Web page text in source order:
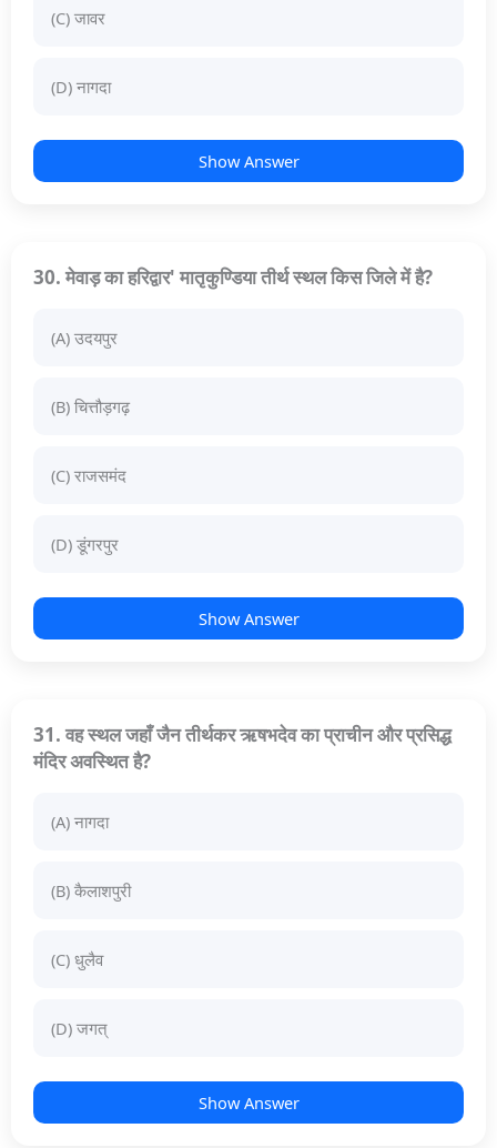
(C) जावर
(D) नागदा
Show Answer
30. मेवाड़ का हरिद्वार' मातृकुण्डिया तीर्थ स्थल किस जिले में है?
(A) उदयपुर
(B) चित्तौड़गढ़
(C) राजसमंद
(D) डूंगरपुर
Show Answer
31. वह स्थल जहाँ जैन तीर्थकर ऋषभदेव का प्राचीन और प्रसिद्ध
मंदिर अवस्थित है?
(A) नागदा
(B) कैलाशपुरी
(C) धुलैव
(D) जगत्
Show Answer